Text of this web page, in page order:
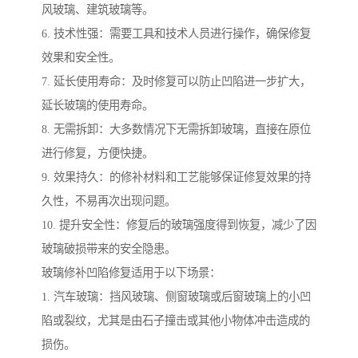
风玻璃、建筑玻璃等。
6. 技术性强：需要工具和技术人员进行操作，确保修复
效果和安全性。
7. 延长使用寿命：及时修复可以防止凹陷进一步扩大，
延长玻璃的使用寿命。
8. 无需拆卸：大多数情况下无需拆卸玻璃，直接在原位
进行修复，方便快捷。
9. 效果持久：的修补材料和工艺能够保证修复效果的持
久性，不易再次出现问题。
10. 提升安全性：修复后的玻璃强度得到恢复，减少了因
玻璃破损带来的安全隐患。
玻璃修补凹陷修复适用于以下场景：
1. 汽车玻璃：挡风玻璃、侧窗玻璃或后窗玻璃上的小凹
陷或裂纹，尤其是由石子撞击或其他小物体冲击造成的
损伤。